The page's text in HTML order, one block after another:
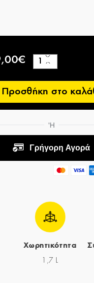
−
+
Προσθήκη στο
Χωρητικότητα
1,7 L